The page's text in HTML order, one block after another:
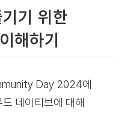
기 위한
하기
Day 2024에
네이티브에 대해